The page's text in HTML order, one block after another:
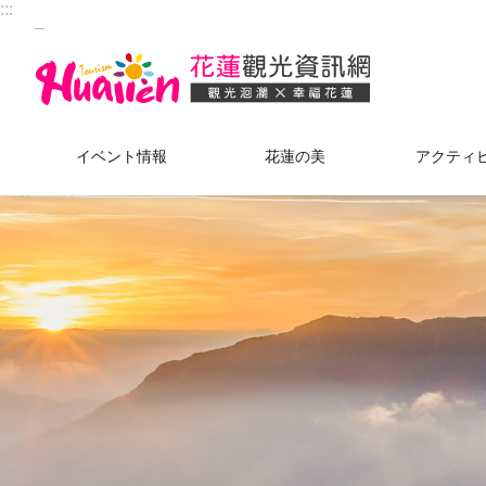
メインのコンテンツブロックにジャンプします
:::
イベント情報 花蓮の美 アクティ